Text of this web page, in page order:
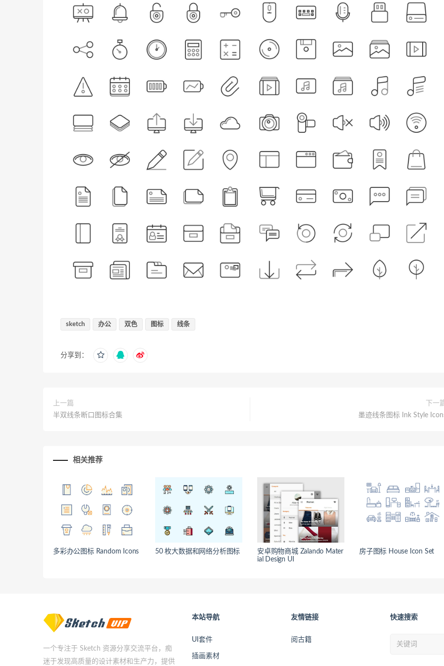
sketch 办公 双色 图标 线条
分享到：
上一篇
半双线条断口图标合集
下一
墨迹线条图标 Ink Style
相关推荐
多彩办公图标 Random Icons 50 枚大数据和网络分析图标
安卓购物商城 Zalando Mater
ial Design UI
房子图标 House Icon Set
一个专注于 Sketch 资源分享交流平台，痴
迷于发现高质量的设计素材和生产力，提供
本站导航
UI套件
插画素材
友情链接
阅古籍
快速搜索